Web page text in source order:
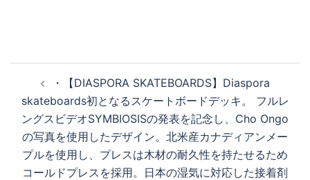
ナ
ビ
ゲ
ー
・ 【DIASPORA SKATEBOARDS】 Diaspora
skateboards初となるスケートボードデッキ。 フルレ
ングスビデオSYMBIOSISの発表を記念し、Cho Ongo
の写真を使用したデザイン。北米産カナディアンメー
プルを使用し、プレスは木材の耐久性を持たせるため
コールドプレスを採用。日本の湿気に対応した接着剤